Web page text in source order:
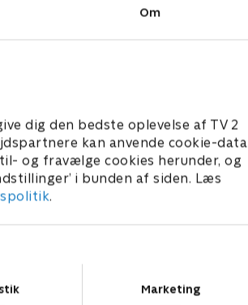
Om
dig den bedste oplevelse af TV 2
kan anvende cookie-data
og fravælge cookies herunder, og
i bunden af siden. Læs
.
Marketing